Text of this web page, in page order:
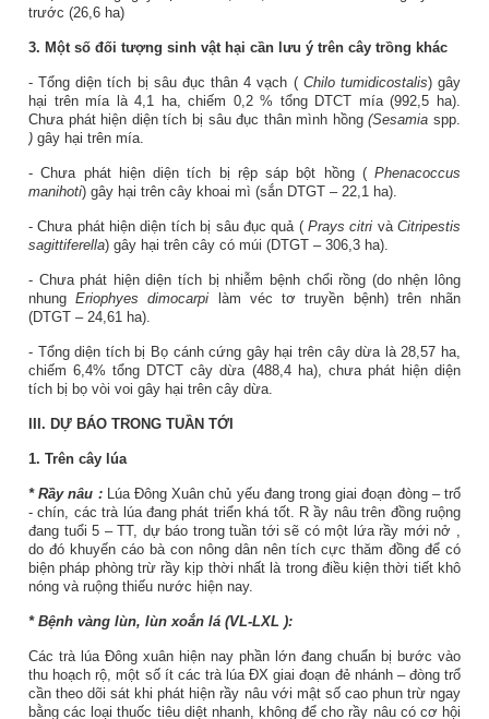
trước (26,6 ha)
3. Một số đối tượng sinh vật hại cần lưu ý trên cây trồng khác
- Tổng diện tích bị sâu đục thân 4 vạch ( Chilo tumidicostalis) gây
hại trên mía là 4,1 ha, chiếm 0,2 % tổng DTCT mía (992,5 ha).
Chưa phát hiện diện tích bị sâu đục thân mình hồng(Sesamiaspp.
) gây hại trên mía.
- Chưa phát hiện diện tích bị rệp sáp bột hồng ( Phenacoccus
manihoti) gây hại trên cây khoai mì (sắn DTGT – 22,1 ha).
- Chưa phát hiện diện tích bị sâu đục quả ( Prays citri vàCitripestis
sagittiferella) gây hại trên cây có múi (DTGT – 306,3 ha).
- Chưa phát hiện diện tích bị nhiễm bệnh chổi rồng (do nhện lông
nhungEriophyes dimocarpi làm véc tơ truyền bệnh) trên nhãn
(DTGT – 24,61 ha).
- Tổng diện tích bị Bọ cánh cứng gây hại trên cây dừa là 28,57 ha,
chiếm 6,4% tổng DTCT cây dừa (488,4 ha), chưa phát hiện diện
tích bị bọ vòi voi gây hại trên cây dừa.
III. DỰ BÁO TRONG TUẦN TỚI
1. Trên cây lúa
* Rầy nâu : Lúa Đông Xuân chủ yếu đang trong giai đoạn đòng – trổ
- chín, các trà lúa đang phát triển khá tốt. R ầy nâu trên đồng ruộng
đang tuổi5 – TT, dự báo trong tuần tới sẽ có một lứa rầy mới nở
do đó khuyến cáo bà con nông dân nên tích cực thăm đồng để có
biện pháp phòng trừ rầy kịp thời nhất là trong điều kiện thời tiết khô
nóng và ruộng thiếu nước hiện nay.
* Bệnh vàng lùn, lùn xoắn lá (VL-LXL ):
Các trà lúa Đông xuân hiện nay phần lớn đang chuẩn bị bước vào
thu hoạch rộ, một số ít các trà lúa ĐX giai đoạn đẻ nhánh – đòng trổ
cần theo dõi sát khi phát hiện rầy nâu với mật số cao phun trừ ngay
bằng các loại thuốc tiêu diệt nhanh, không để cho rầy nâu có cơ hội